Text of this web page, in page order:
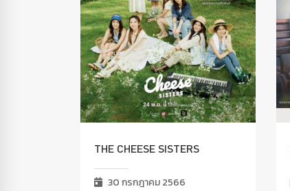
THE CHEESE SISTERS
30 กรกฎาคม 2566